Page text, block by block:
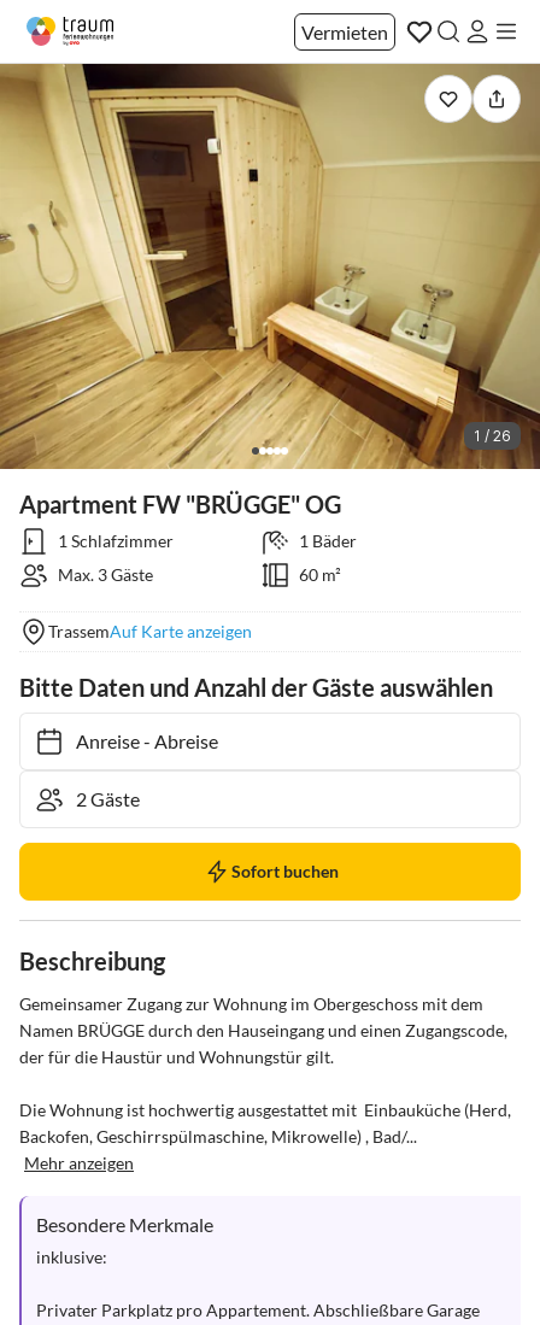
Vermieten
1 / 26
Apartment FW "BRÜGGE" OG
1 Schlafzimmer
1 Bäder
Max. 3 Gäste
60 m²
TrassemAuf Karte anzeigen
Bitte Daten und Anzahl der Gäste auswählen
Anreise- Abreise
Sofort buchen
Beschreibung
Gemeinsamer Zugang zur Wohnung im Obergeschoss mit dem
Namen BRÜGGE durch den Hauseingang und einen Zugangscode,
der für die Haustür und Wohnungstür gilt.
Die Wohnung ist hochwertig ausgestattet mit  Einbauküche (Herd,
Backofen, Geschirrspülmaschine, Mikrowelle) , Bad/...
Mehr anzeigen
Besondere Merkmale
inklusive:
Privater Parkplatz pro Appartement. Abschließbare Garage